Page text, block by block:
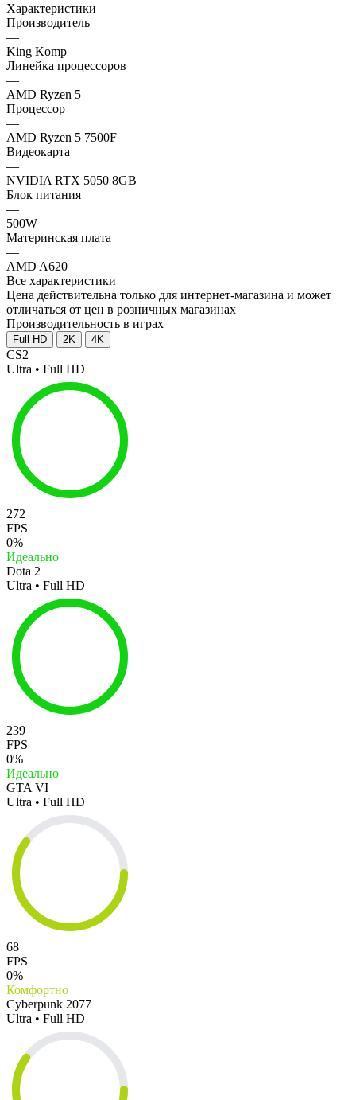
Характеристики
Производитель
—
King Komp
Линейка процессоров
—
AMD Ryzen 5
Процессор
—
AMD Ryzen 5 7500F
Видеокарта
—
NVIDIA RTX 5050 8GB
Блок питания
—
500W
Материнская плата
—
AMD A620
Все характеристики
Цена действительна только для интернет-магазина и может
отличаться от цен в розничных магазинах
Производительность в играх
Full HD 2K 4K
CS2
Ultra • Full HD
272
FPS
0%
Идеально
Dota 2
Ultra • Full HD
239
FPS
0%
Идеально
GTA VI
Ultra • Full HD
68
FPS
0%
Комфортно
Cyberpunk 2077
Ultra • Full HD